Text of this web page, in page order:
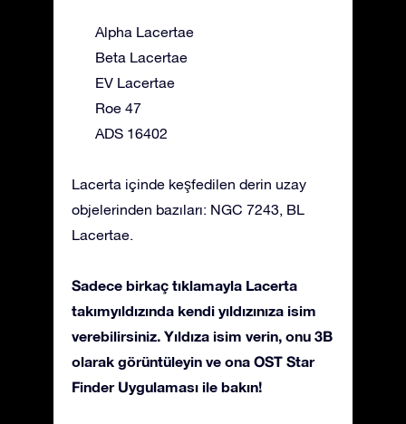
Alpha Lacertae
Beta Lacertae
EV Lacertae
Roe 47
ADS 16402
Lacerta içinde keşfedilen derin uzay
objelerinden bazıları: NGC 7243, BL
Lacertae.
Sadece birkaç tıklamayla Lacerta
takımyıldızında kendi yıldızınıza isim
verebilirsiniz. Yıldıza isim verin, onu 3B
olarak görüntüleyin ve ona OST Star
Finder Uygulaması ile bakın!